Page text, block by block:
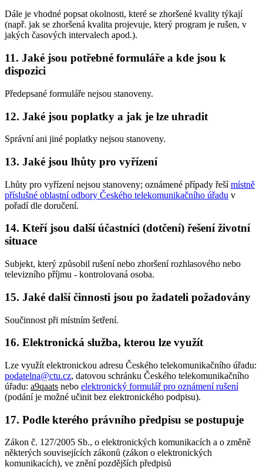
Dále je vhodné popsat okolnosti, které se zhoršené kvality týkají
(např. jak se zhoršená kvalita projevuje, který program je rušen, v
jakých časových intervalech apod.).
11. Jaké jsou potřebné formuláře a kde jsou k
dispozici
Předepsané formuláře nejsou stanoveny.
12. Jaké jsou poplatky a jak je lze uhradit
Správní ani jiné poplatky nejsou stanoveny.
13. Jaké jsou lhůty pro vyřízení
Lhůty pro vyřízení nejsou stanoveny; oznámené případy řešímístně
příslušné oblastní odbory Českého telekomunikačního úřadu v
pořadí dle doručení.
14. Kteří jsou další účastníci (dotčení) řešení životní
situace
Subjekt, který způsobil rušení nebo zhoršení rozhlasového nebo
televizního příjmu - kontrolovaná osoba.
15. Jaké další činnosti jsou po žadateli požadovány
Součinnost při místním šetření.
16. Elektronická služba, kterou lze využít
Lze využít elektronickou adresu Českého telekomunikačního úřadu:
podatelna@ctu.cz, datovou schránku Českého telekomunikačního
úřadu: a9qaats nebo elektronický formulář pro oznámení rušení
(podání je možné učinit bez elektronického podpisu).
17. Podle kterého právního předpisu se postupuje
Zákon č. 127/2005 Sb., o elektronických komunikacích a o změně
některých souvisejících zákonů (zákon o elektronických
komunikacích), ve znění pozdějších předpisů